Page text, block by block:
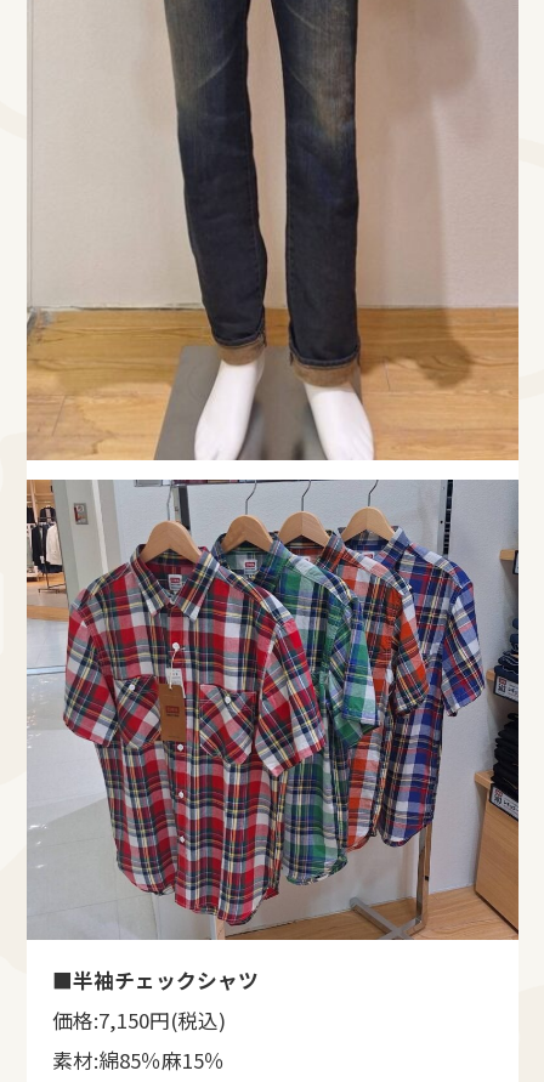
■半袖チェックシャツ
価格:7,150円(税込)
素材:綿85％麻15％